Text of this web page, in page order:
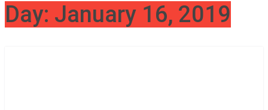
Day: January 16, 2019